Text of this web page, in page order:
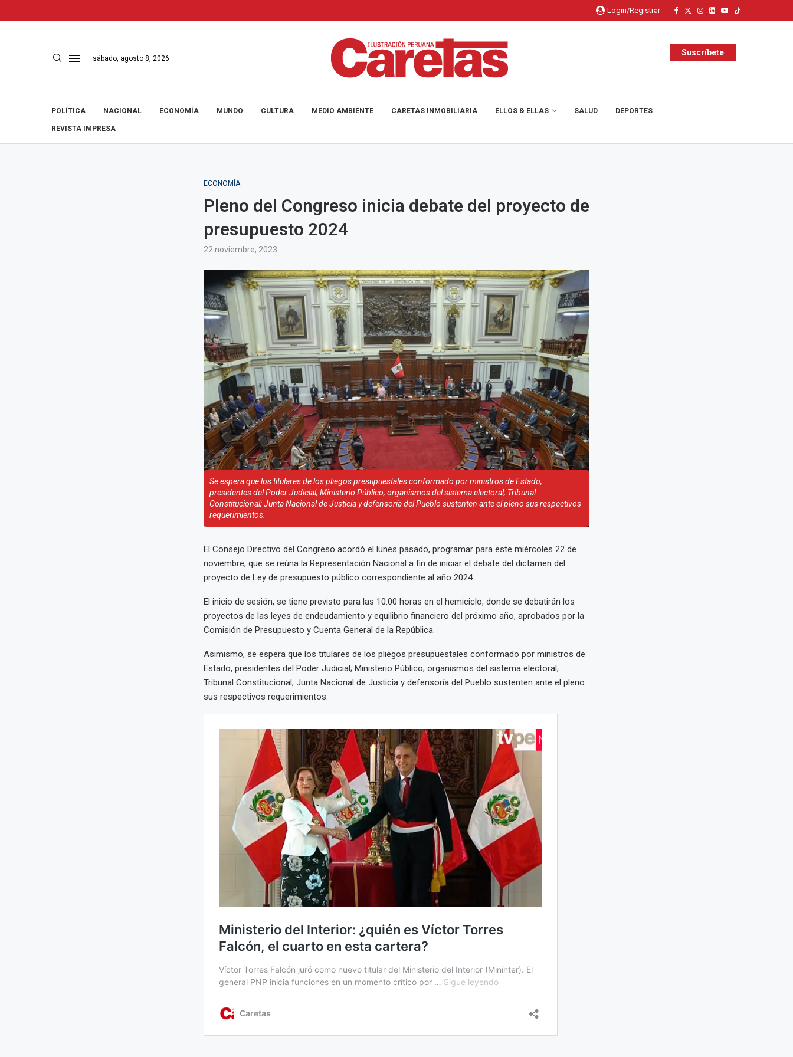
Login/Registrar
sábado, agosto 8, 2026
Suscríbete
POLÍTICA NACIONAL ECONOMÍA MUNDO CULTURA MEDIO AMBIENTE CARETAS INMOBILIARIA ELLOS & ELLAS SALUD DEPORTES
REVISTA IMPRESA
ECONOMÍA
Pleno del Congreso inicia debate del proyecto de
presupuesto 2024
22 noviembre, 2023
Se espera que los titulares de los pliegos presupuestales conformado por ministros de Estado,
presidentes del Poder Judicial; Ministerio Público; organismos del sistema electoral; Tribunal
Constitucional; Junta Nacional de Justicia y defensoría del Pueblo sustenten ante el pleno sus respectivos
requerimientos.
El Consejo Directivo del Congreso acordó el lunes pasado, programar para este miércoles 22 de
noviembre, que se reúna la Representación Nacional a fin de iniciar el debate del dictamen del
proyecto de Ley de presupuesto público correspondiente al año 2024.
El inicio de sesión, se tiene previsto para las 10:00 horas en el hemiciclo, donde se debatirán los
proyectos de las leyes de endeudamiento y equilibrio financiero del próximo año, aprobados por la
Comisión de Presupuesto y Cuenta General de la República.
Asimismo, se espera que los titulares de los pliegos presupuestales conformado por ministros de
Estado, presidentes del Poder Judicial; Ministerio Público; organismos del sistema electoral;
Tribunal Constitucional; Junta Nacional de Justicia y defensoría del Pueblo sustenten ante el pleno
sus respectivos requerimientos.